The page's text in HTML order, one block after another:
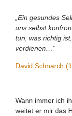
„Ein gesundes
uns selbst
tun, was richtig
verdienen…“
David Schnarch
Ich
Wann immer ich
weitet er mir das